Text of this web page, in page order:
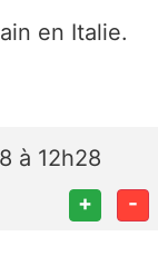
en Italie.
à 12h28
+ -